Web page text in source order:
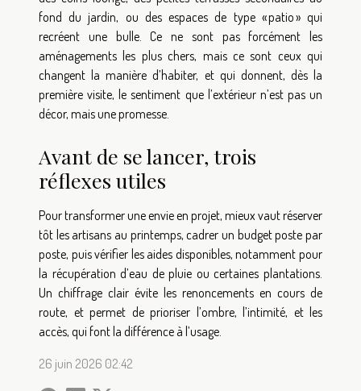
fond du jardin, ou des espaces de type « patio » qui
recréent une bulle. Ce ne sont pas forcément les
aménagements les plus chers, mais ce sont ceux qui
changent la manière d’habiter, et qui donnent, dès la
première visite, le sentiment que l’extérieur n’est pas un
décor, mais une promesse.
Avant de se lancer, trois
réflexes utiles
Pour transformer une envie en projet, mieux vaut réserver
tôt les artisans au printemps, cadrer un budget poste par
poste, puis vérifier les aides disponibles, notamment pour
la récupération d’eau de pluie ou certaines plantations.
Un chiffrage clair évite les renoncements en cours de
route, et permet de prioriser l’ombre, l’intimité, et les
accès, qui font la différence à l’usage.
26 juin 2026 02:42